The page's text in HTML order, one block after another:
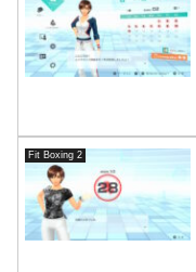
Fit Boxing 2